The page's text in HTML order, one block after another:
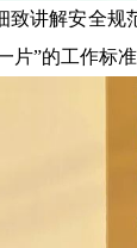
讲解安全
片”的工作标